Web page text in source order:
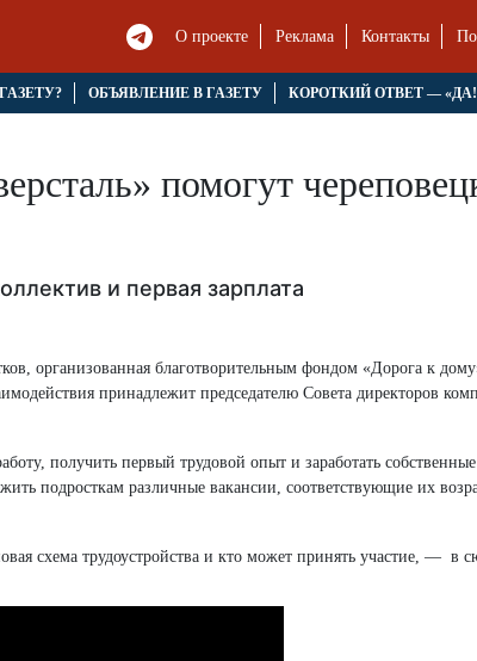
О проекте Реклама Контакты
ОБЪЯВЛЕНИЕ В ГАЗЕТУ КОРОТКИЙ ОТВЕТ —
помогут
и первая зарплата
организованная благотворительным фондом «Дорога к
принадлежит председателю Совета директоров
получить первый трудовой опыт и заработать
подросткам различные вакансии, соответствующие их
схема трудоустройства и кто может принять участие, — в